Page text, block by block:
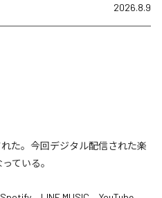
2026.8.9
れた。今回デジタル配信された楽
ている。